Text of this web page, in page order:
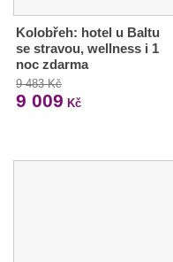
Kolobřeh: hotel u Baltu
se stravou, wellness i 1
noc zdarma
9 483 Kč
9 009 Kč